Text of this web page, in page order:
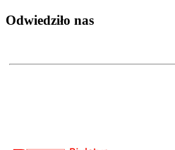
Odwiedziło nas